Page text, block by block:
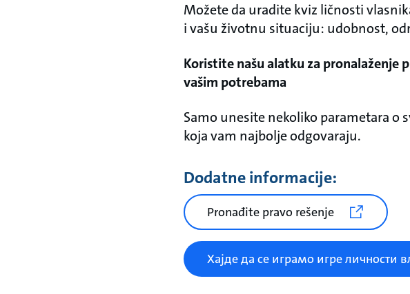
Možete da uradite kviz ličnosti
i vašu životnu situaciju: udobnost,
Koristite našu alatku za pronalaženje
vašim potrebama
Samo unesite nekoliko parametara o
koja vam najbolje odgovaraju.
Dodatne informacije:
Pronađite pravo rešenje
Хајде да се играмо игре личности